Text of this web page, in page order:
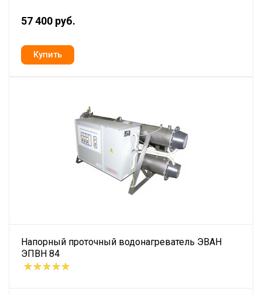
57 400 руб.
Напорный проточный водонагреватель ЭВАН
ЭПВН 84